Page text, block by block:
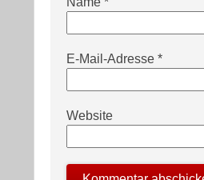
E-Mail-Adresse *
Website